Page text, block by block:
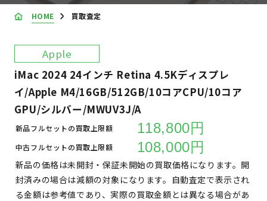
HOME 買取査定
Apple
iMac 2024 24インチ Retina 4.5Kディスプレ
イ/Apple M4/16GB/512GB/10コアCPU/10コア
GPU/シルバー/MWUV3J/A
新品フルセットの買取上限額 118,800円
中古フルセットの買取上限額 108,000円
新品の価格は未開封・保証未開始の買取価格になります。開
封済みの場合は減額の対象になります。自動査定で表示され
る金額は参考値であり、実際の買取金額とは異なる場合があ